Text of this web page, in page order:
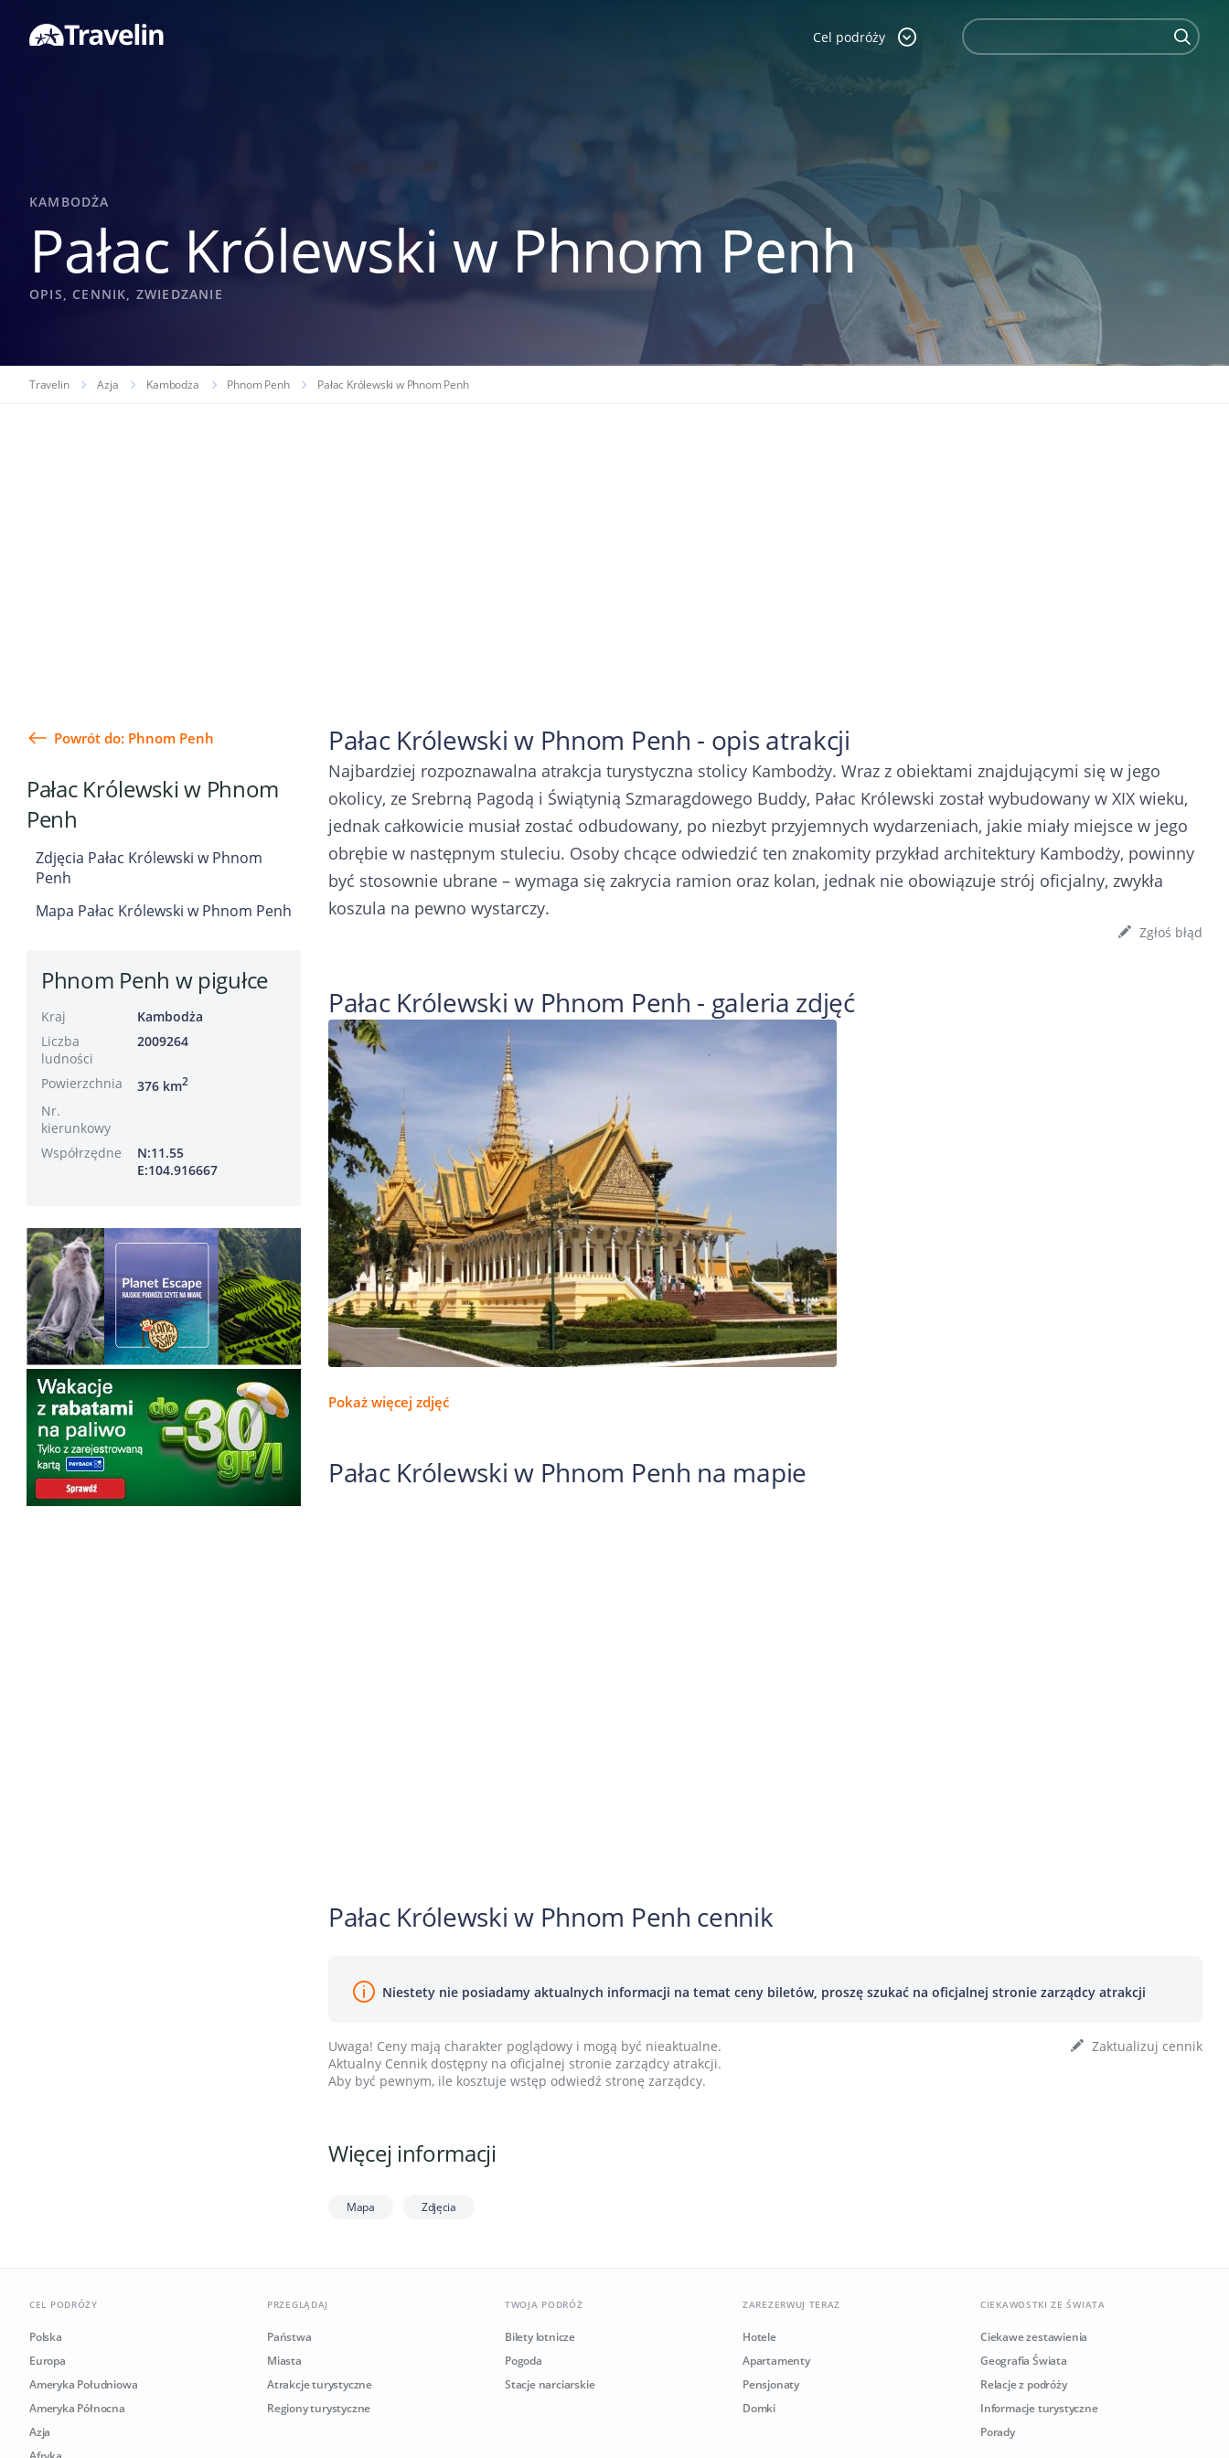
Cel podróży
KAMBODŻA
Pałac Królewski w Phnom Penh
OPIS, CENNIK, ZWIEDZANIE
Travelin Azja Kambodża Phnom Penh Pałac Królewski w Phnom Penh
Powrót do: Phnom Penh
Pałac Królewski w Phnom
Penh
Zdjęcia Pałac Królewski w Phnom
Penh
Mapa Pałac Królewski w Phnom Penh
Phnom Penh w pigułce
Kraj
Kambodża
Liczba
ludności
2009264
Powierzchnia 376 km2
Nr.
kierunkowy
Współrzędne
N:11.55
E:104.916667
Pałac Królewski w Phnom Penh - opis atrakcji
Najbardziej rozpoznawalna atrakcja turystyczna stolicy Kambodży. Wraz z obiektami znajdującymi się w jego
okolicy, ze Srebrną Pagodą i Świątynią Szmaragdowego Buddy, Pałac Królewski został wybudowany w XIX wieku,
jednak całkowicie musiał zostać odbudowany, po niezbyt przyjemnych wydarzeniach, jakie miały miejsce w jego
obrębie w następnym stuleciu. Osoby chcące odwiedzić ten znakomity przykład architektury Kambodży, powinny
być stosownie ubrane – wymaga się zakrycia ramion oraz kolan, jednak nie obowiązuje strój oficjalny, zwykła
koszula na pewno wystarczy.
Zgłoś błąd
Pałac Królewski w Phnom Penh - galeria zdjęć
Pokaż więcej zdjęć
Pałac Królewski w Phnom Penh na mapie
Pałac Królewski w Phnom Penh cennik
Niestety nie posiadamy aktualnych informacji na temat ceny biletów, proszę szukać na oficjalnej stronie zarządcy atrakcji
Zaktualizuj cennik
Uwaga! Ceny mają charakter poglądowy i mogą być nieaktualne.
Aktualny Cennik dostępny na oficjalnej stronie zarządcy atrakcji.
Aby być pewnym, ile kosztuje wstęp odwiedź stronę zarządcy.
Więcej informacji
Mapa Zdjęcia
CEL PODRÓŻY
Polska
Europa
Ameryka Południowa
Ameryka Północna
Azja
PRZEGLĄDAJ
Państwa
Miasta
Atrakcje turystyczne
Regiony turystyczne
TWOJA PODRÓŻ
Bilety lotnicze
Pogoda
Stacje narciarskie
ZAREZERWUJ TERAZ
Hotele
Apartamenty
Pensjonaty
Domki
CIEKAWOSTKI ZE ŚWIATA
Ciekawe zestawienia
Geografia Świata
Relacje z podróży
Informacje turystyczne
Porady